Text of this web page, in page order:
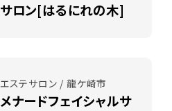
サロン[はるにれの木]
エステサロン / 龍ケ崎市
メナードフェイシャルサ